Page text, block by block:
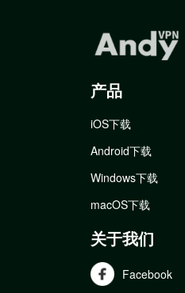
产品
iOS下载
Android下载
Windows下载
macOS下载
关于我们
Facebook